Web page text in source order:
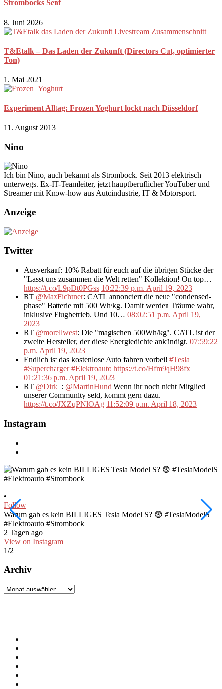
Strombocks Senf
8. Juni 2026
T&Etalk – Das Laden der Zukunft (Directors Cut, optimierter
Ton)
1. Mai 2021
Experiment Alltag: Frozen Yoghurt lockt nach Düsseldorf
11. August 2013
Nino
Ich bin Nino, auch bekannt als Strombock. Seit 2013 elektrisch
unterwegs. Ex-IT-Teamleiter, jetzt hauptberuflicher YouTuber und
Streamer mit Know-how aus Autoindustrie, IT & Motorsport.
Anzeige
Twitter
Ausverkauf: 10% Rabatt für euch auf die übrigen Stücke der
"Lasst uns zusammen die Welt retten" Kollektion! On top…
https://t.co/L9pDt0PGss 10:22:39 p.m. April 19, 2023
RT @MaxFichtner: CATL annonciert die neue "condensed-
phase" Batterie mit 500 Wh/kg. Damit werden Träume wahr,
inklusive Flugbetrieb. Und 10… 08:02:51 p.m. April 19,
2023
RT @morellwest: Die "magischen 500Wh/kg". CATL ist der
zweite Hersteller, der diese Energiedichte ankündigt. 07:59:22
p.m. April 19, 2023
Endlich ist das kostenlose Auto fahren vorbei! #Tesla
#Supercharger #Elektroauto https://t.co/Hfm9qH98fx
01:21:36 p.m. April 19, 2023
RT @Dirk_ : @MartinHund Wenn ihr noch nicht Mitglied
unserer Community seid, kommt gern dazu.
https://t.co/JXZqPNlOAg 11:52:09 p.m. April 18, 2023
Instagram
•
Follow
Warum gab es kein BILLIGES Tesla Model S? 😨 #TeslaModelS
#Elektroauto #Strombock
2 Tagen ago
View on Instagram |
1/2
Archiv
Archiv